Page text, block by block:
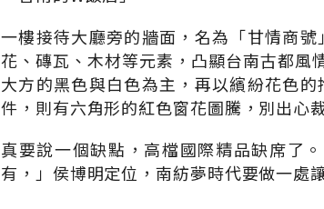
一樓接待大廳旁的牆面，名為「甘情商
花、磚瓦、木材等元素，凸顯台南古都風
大方的黑色與白色為主，再以繽紛花色
件，則有六角形的紅色窗花圖騰，別出心
真要說一個缺點，高檔國際精品缺席了
有，」侯博明定位，南紡夢時代要做一處